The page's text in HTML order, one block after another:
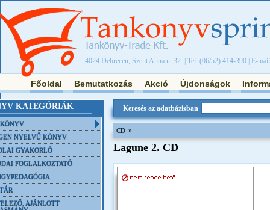
4024 Debrecen, Szent Anna u. 32. | Tel: (06/52) 414-390 | E-
Főoldal Bemutatkozás Akció Újdonságok
KATEGÓRIÁK
NYELVŰ KÖNYV
GYAKORLÓ
FOGLALKOZTATÓ
AJÁNLOTT
Keresés az adatbázisban
CD »
Lagune 2. CD